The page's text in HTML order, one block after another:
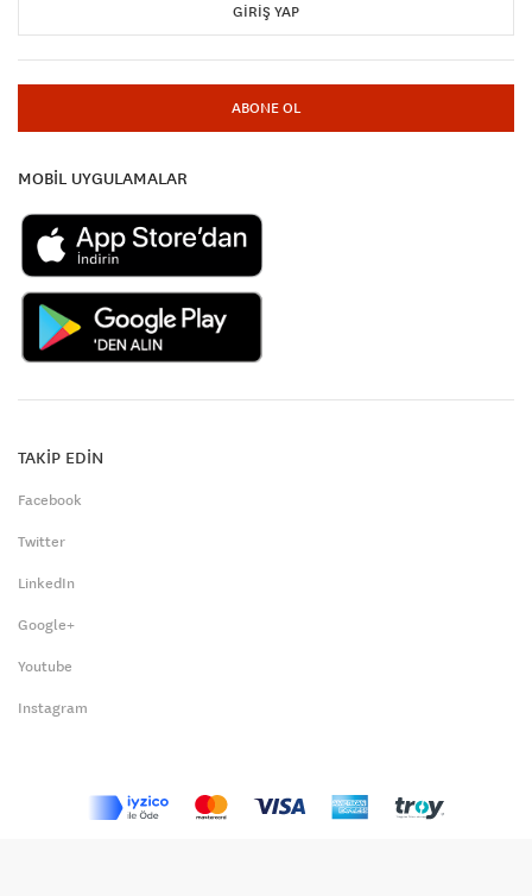
GIRIŞ YAP
ABONE OL
MOBİL UYGULAMALAR
TAKİP EDİN
Facebook
Twitter
LinkedIn
Google+
Youtube
Instagram